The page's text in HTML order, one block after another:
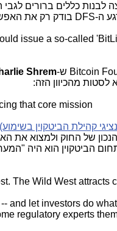
לבנות כללים ברורים
ה-DFS בודק רק את
issue a so-called
Bitcoin ש-Shrem
לסטות מהכיוון הזה:
that core mission
קהילת הביטקוין בשימוע)
של החוק ולמצוא את
הביטקוין הוא היה
The Wild West attracts
and let investors do
regulatory experts